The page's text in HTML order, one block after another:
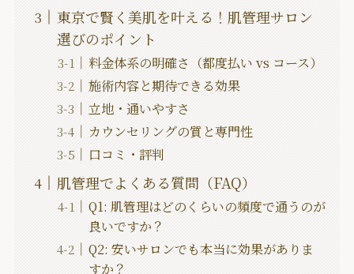
東京で賢く美肌を叶える！肌管理サロン
選びのポイント
料金体系の明確さ（都度払い vs コース）
施術内容と期待できる効果
立地・通いやすさ
カウンセリングの質と専門性
口コミ・評判
肌管理でよくある質問（FAQ）
Q1: 肌管理はどのくらいの頻度で通うのが
良いですか？
Q2: 安いサロンでも本当に効果がありま
すか？